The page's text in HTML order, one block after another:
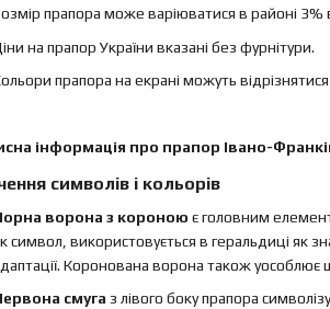
прапора може варіюватися в районі 3%
на прапор України вказані без фурнітури.
прапора на екрані можуть
інформація про прапор Івано-
символів і кольорів
ворона з короною є головним
символ, використовується в геральдиці як
Коронована ворона також уособлює
смуга з лівого боку прапора